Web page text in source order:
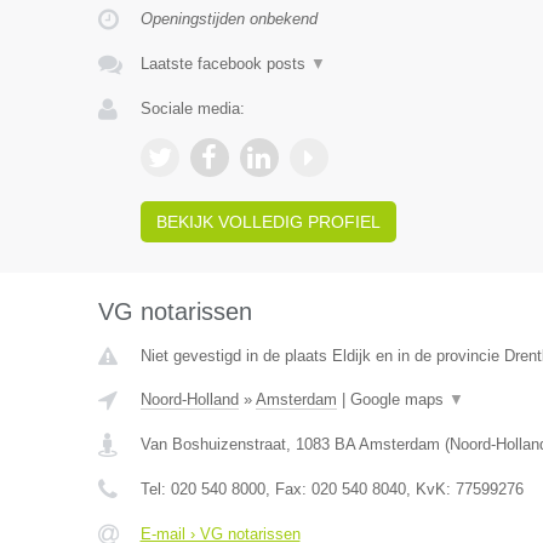
Openingstijden onbekend
Laatste facebook posts ▼
Sociale media:
BEKIJK VOLLEDIG PROFIEL
VG notarissen
Niet gevestigd in de plaats Eldijk en in de provincie
Noord-Holland » Amsterdam Google maps ▼
Van Boshuizenstraat, 1083 BA Amsterdam (Noord-
Tel: 020 540 8000, Fax: 020 540 8040, KvK: 77599276
E-mail › VG notarissen